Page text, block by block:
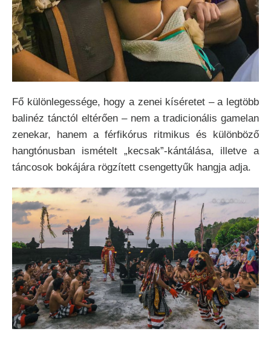
Fő különlegessége, hogy a zenei kíséretet – a legtöbb
balinéz tánctól eltérően – nem a tradicionális gamelan
zenekar, hanem a férfikórus ritmikus és különböző
hangtónusban ismételt „kecsak”-kántálása, illetve a
táncosok bokájára rögzített csengettyűk hangja adja.